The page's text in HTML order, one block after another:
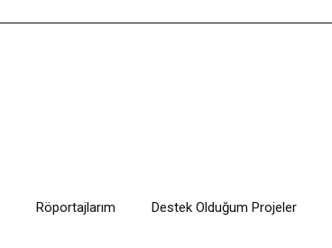
Röportajlarım Destek Olduğum Projeler